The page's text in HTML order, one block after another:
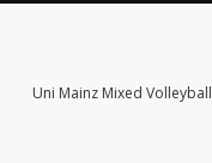
Uni Mainz Mixed Volleyball